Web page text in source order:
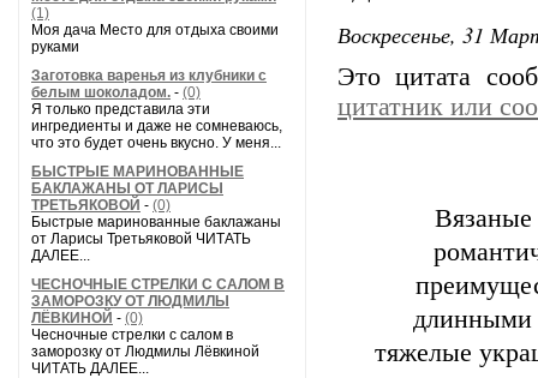
(1)
Моя дача Место для отдыха своими
руками
Заготовка варенья из клубники с
белым шоколадом. - (0)
Я только представила эти
ингредиенты и даже не сомневаюсь,
что это будет очень вкусно. У меня...
БЫСТРЫЕ МАРИНОВАННЫЕ
БАКЛАЖАНЫ ОТ ЛАРИСЫ
ТРЕТЬЯКОВОЙ - (0)
Быстрые маринованные баклажаны
от Ларисы Третьяковой ЧИТАТЬ
ДАЛЕЕ...
ЧЕСНОЧНЫЕ СТРЕЛКИ С САЛОМ В
ЗАМОРОЗКУ ОТ ЛЮДМИЛЫ
ЛЁВКИНОЙ - (0)
Чесночные стрелки с салом в
заморозку от Людмилы Лёвкиной
ЧИТАТЬ ДАЛЕЕ...
Воскресенье, 31
Это цитата
цитатник или
Вязаные
длинными
тяжелые